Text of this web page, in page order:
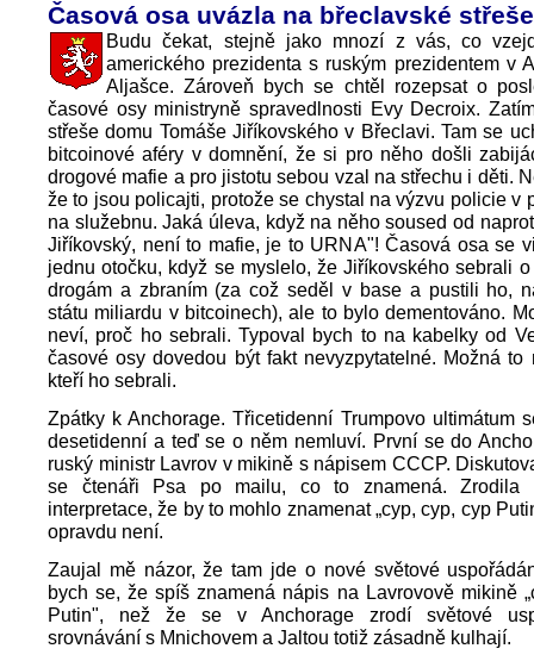
Časová osa uvázla na břeclavské střeše
Budu čekat, stejně jako mnozí z vás, co
amerického prezidenta s ruským prezidentem v
Aljašce. Zároveň bych se chtěl rozepsat o
časové osy ministryně spravedlnosti Evy Decroix.
střeše domu Tomáše Jiříkovského v Břeclavi. Tam se
bitcoinové aféry v domnění, že si pro něho došli
drogové mafie a pro jistotu sebou vzal na střechu i děti.
že to jsou policajti, protože se chystal na výzvu policie v
na služebnu. Jaká úleva, když na něho soused od
Jiříkovský, není to mafie, je to URNA"! Časová osa se
jednu otočku, když se myslelo, že Jiříkovského sebrali
drogám a zbraním (za což seděl v base a pustili ho,
státu miliardu v bitcoinech), ale to bylo dementováno.
neví, proč ho sebrali. Typoval bych to na kabelky od
časové osy dovedou být fakt nevyzpytatelné. Možná to
kteří ho sebrali.
Zpátky k Anchorage. Třicetidenní Trumpovo ultimátum
desetidenní a teď se o něm nemluví. První se do
ruský ministr Lavrov v mikině s nápisem CCCP.
se čtenáři Psa po mailu, co to znamená. Zrodila
interpretace, že by to mohlo znamenat „cyp, cyp, cyp
opravdu není.
Zaujal mě názor, že tam jde o nové světové
bych se, že spíš znamená nápis na Lavrovově mikině
Putin", než že se v Anchorage zrodí světové
srovnávání s Mnichovem a Jaltou totiž zásadně kulhají.